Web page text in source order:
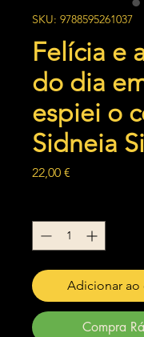
SKU: 9788595261037
Felícia e
do dia
espiei o
Sidneia
22,00 €
Adicionar ao
Compra